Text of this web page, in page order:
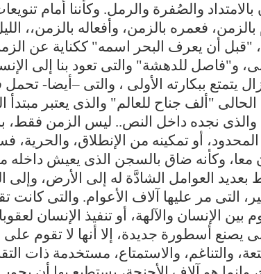
بالامتداد والصُفرة والرمل. وكأننا أمام
فعمره بالزمن، وأفعاله بالزمن،،
"قبل أن يعرف البحر اسمه" ككناية عن
و"فاصل للدهشة" والتى تعود بنا إلى
يتمتع ببكارته الأولى ، والتى –أيضا-
الحالى "ألف جناح للعالم" والذى يعتبر
والذى نجده داخل النص.. ليس الزمن فقط،
المحدود، أو تمكينه من الإنطلاق،
معا، وكأنه ضاق بالسجن الذى يعيش
بعديد العوامل الشادَّة له إلى الأرض، وإلى
التى مر عليها آلاف الأعوام. والتى
بين الإنسان والآلهة، أو تنفيذ الإنسان
يصنع أسطورة جديدة، إلا أنها لا تقوم
والتناغم، والاستمتاع، مستخدمة ذات